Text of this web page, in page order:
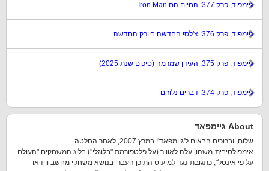
גיימפוד, פרק 377: החיים הם Iron Man
גיימפוד, פרק 376: צ'לסי החדשה ביורק החדשה
גיימפוד, פרק 375: העידן שמרמה (סיכום שנת 2025)
גיימפוד, פרק 374: דברים נלוזים
About גיימפאד
שלום, וברוכים הבאים ל'גיימפאד'! במרץ 2007, לאחר החלטה
אימפולסיבית-משהו, עלה לאוויר (על פלטפורמת "בלוגלי") בלוג המשחקים "העולם
על פי אינטל", כתגובת-נגד למיעוט התוכן העברי בנושא משחקי מחשב ווידאו